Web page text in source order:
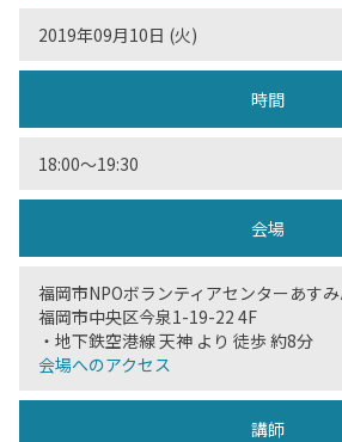
2019年09月10日 (火)
時間
18:00〜19:30
会場
福岡市NPOボランティアセンターあす
福岡市中央区今泉1-19-22 4F
・地下鉄空港線 天神 より 徒歩 約8分
会場へのアクセス
講師